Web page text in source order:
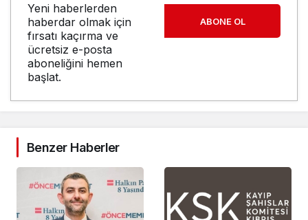
Yeni haberlerden
haberdar olmak için
fırsatı kaçırma ve
ücretsiz e-posta
aboneliğini hemen
başlat.
ABONE OL
Benzer Haberler